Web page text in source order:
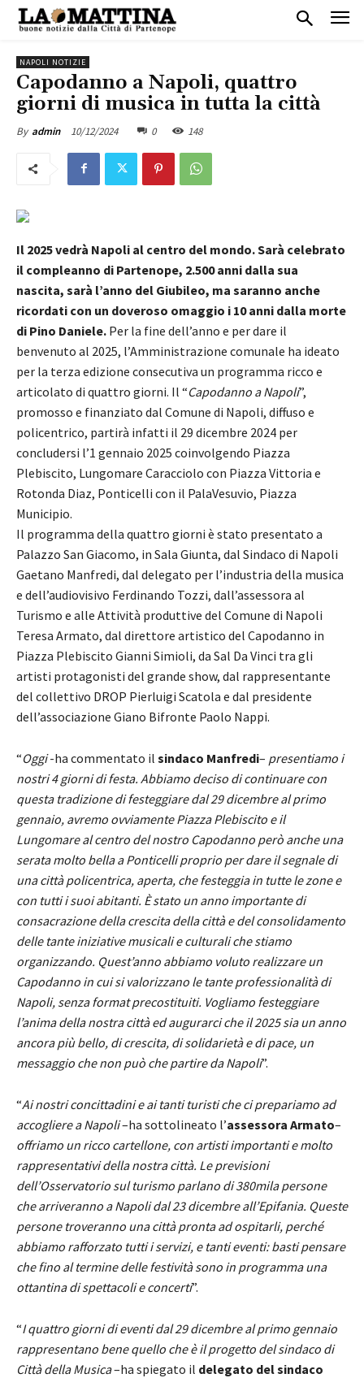
NAPOLI NOTIZIE
Capodanno a Napoli, quattro
giorni di musica in tutta la città
By admin 10/12/2024 0 148
Il 2025 vedrà Napoli al centro del mondo. Sarà celebrato
il compleanno di Partenope, 2.500 anni dalla sua
nascita, sarà l’anno del Giubileo, ma saranno anche
ricordati con un doveroso omaggio i 10 anni dalla morte
di Pino Daniele. Per la fine dell’anno e per dare il
benvenuto al 2025, l’Amministrazione comunale ha ideato
per la terza edizione consecutiva un programma ricco e
articolato di quattro giorni. Il “Capodanno a Napoli”,
promosso e finanziato dal Comune di Napoli, diffuso e
policentrico, partirà infatti il 29 dicembre 2024 per
concludersi l’1 gennaio 2025 coinvolgendo Piazza
Plebiscito, Lungomare Caracciolo con Piazza Vittoria e
Rotonda Diaz, Ponticelli con il PalaVesuvio, Piazza
Municipio.
Il programma della quattro giorni è stato presentato a
Palazzo San Giacomo, in Sala Giunta, dal Sindaco di Napoli
Gaetano Manfredi, dal delegato per l’industria della musica
e dell’audiovisivo Ferdinando Tozzi, dall’assessora al
Turismo e alle Attività produttive del Comune di Napoli
Teresa Armato, dal direttore artistico del Capodanno in
Piazza Plebiscito Gianni Simioli, da Sal Da Vinci tra gli
artisti protagonisti del grande show, dal rappresentante
del collettivo DROP Pierluigi Scatola e dal presidente
dell’associazione Giano Bifronte Paolo Nappi.
“Oggi-ha commentato il sindaco Manfredi– presentiamo i
nostri 4 giorni di festa. Abbiamo deciso di continuare con
questa tradizione di festeggiare dal 29 dicembre al primo
gennaio, avremo ovviamente Piazza Plebiscito e il
Lungomare al centro del nostro Capodanno però anche una
serata molto bella a Ponticelli proprio per dare il segnale di
una città policentrica, aperta, che festeggia in tutte le zone e
con tutti i suoi abitanti. È stato un anno importante di
consacrazione della crescita della città e del consolidamento
delle tante iniziative musicali e culturali che stiamo
organizzando. Quest’anno abbiamo voluto realizzare un
Capodanno in cui si valorizzano le tante professionalità di
Napoli, senza format precostituiti. Vogliamo festeggiare
l’anima della nostra città ed augurarci che il 2025 sia un anno
ancora più bello, di crescita, di solidarietà e di pace, un
messaggio che non può che partire da Napoli”.
“Ai nostri concittadini e ai tanti turisti che ci prepariamo ad
accogliere a Napoli–ha sottolineato l’assessora Armato–
offriamo un ricco cartellone, con artisti importanti e molto
rappresentativi della nostra città. Le previsioni
dell’Osservatorio sul turismo parlano di 380mila persone
che arriveranno a Napoli dal 23 dicembre all’Epifania. Queste
persone troveranno una città pronta ad ospitarli, perché
abbiamo rafforzato tutti i servizi, e tanti eventi: basti pensare
che fino al termine delle festività sono in programma una
ottantina di spettacoli e concerti”.
“I quattro giorni di eventi dal 29 dicembre al primo gennaio
rappresentano bene quello che è il progetto del sindaco di
Città della Musica–ha spiegato il delegato del sindaco